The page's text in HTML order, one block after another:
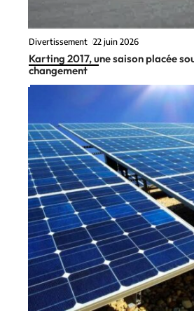
Divertissement 22 juin 2026
Karting 2017, une saison placée
changement